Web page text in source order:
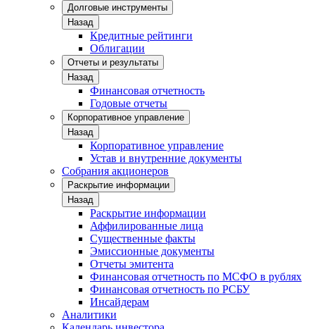
Долговые инструменты
Назад
Кредитные рейтинги
Облигации
Отчеты и результаты
Назад
Финансовая отчетность
Годовые отчеты
Корпоративное управление
Назад
Корпоративное управление
Устав и внутренние документы
Собрания акционеров
Раскрытие информации
Назад
Раскрытие информации
Аффилированные лица
Существенные факты
Эмиссионные документы
Отчеты эмитента
Финансовая отчетность по МСФО в рублях
Финансовая отчетность по РСБУ
Инсайдерам
Аналитики